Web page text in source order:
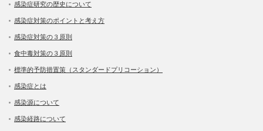
感染症研究の歴史について
感染症対策のポイントと考え方
感染症対策の３原則
食中毒対策の３原則
標準的予防措置策（スタンダードプリコーション）
感染症とは
感染源について
感染経路について